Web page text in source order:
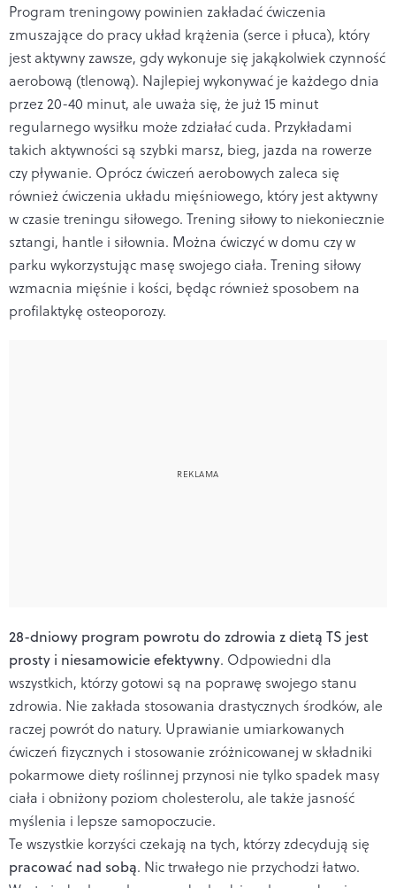
Program treningowy powinien zakładać ćwiczenia
zmuszające do pracy układ krążenia (serce i płuca), który
jest aktywny zawsze, gdy wykonuje się jakąkolwiek czynność
aerobową (tlenową). Najlepiej wykonywać je każdego dnia
przez 20-40 minut, ale uważa się, że już 15 minut
regularnego wysiłku może zdziałać cuda. Przykładami
takich aktywności są szybki marsz, bieg, jazda na rowerze
czy pływanie. Oprócz ćwiczeń aerobowych zaleca się
również ćwiczenia układu mięśniowego, który jest aktywny
w czasie treningu siłowego. Trening siłowy to niekoniecznie
sztangi, hantle i siłownia. Można ćwiczyć w domu czy w
parku wykorzystując masę swojego ciała. Trening siłowy
wzmacnia mięśnie i kości, będąc również sposobem na
profilaktykę osteoporozy.
28-dniowy program powrotu do zdrowia z dietą TS jest
prosty i niesamowicie efektywny. Odpowiedni dla
wszystkich, którzy gotowi są na poprawę swojego stanu
zdrowia. Nie zakłada stosowania drastycznych środków, ale
raczej powrót do natury. Uprawianie umiarkowanych
ćwiczeń fizycznych i stosowanie zróżnicowanej w składniki
pokarmowe diety roślinnej przynosi nie tylko spadek masy
ciała i obniżony poziom cholesterolu, ale także jasność
myślenia i lepsze samopoczucie.
Te wszystkie korzyści czekają na tych, którzy zdecydują się
pracować nad sobą. Nic trwałego nie przychodzi łatwo.